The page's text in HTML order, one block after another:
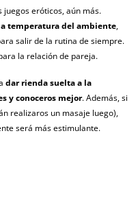
juegos eróticos, aún más.
temperatura del ambiente,
salir de la rutina de siempre.
la relación de pareja.
dar rienda suelta a la
y conoceros mejor. Además, si
realizaros un masaje luego),
será más estimulante.